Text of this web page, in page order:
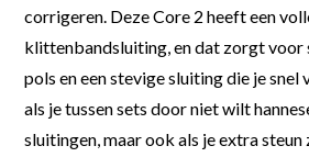
corrigeren. Deze Core 2 heeft een
klittenbandsluiting, en dat zorgt
pols en een stevige sluiting die je snel
als je tussen sets door niet wilt
sluitingen, maar ook als je extra